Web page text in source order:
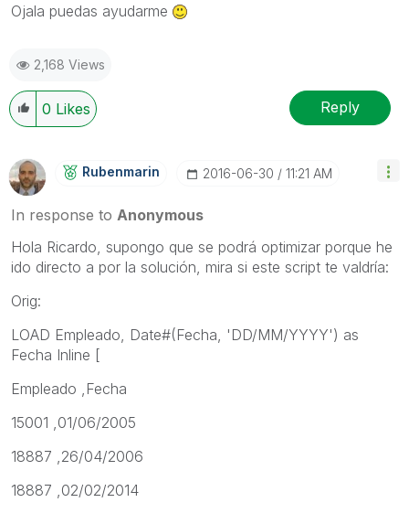
Ojala puedas ayudarme
2,168 Views
0 Likes Reply
Rubenmarin ‎2016-06-30 11:21 AM
In response to Anonymous
Hola Ricardo, supongo que se podrá optimizar porque he
ido directo a por la solución, mira si este script te valdría:
Orig:
LOAD Empleado, Date#(Fecha, 'DD/MM/YYYY') as
Fecha Inline [
Empleado ,Fecha
15001 ,01/06/2005
18887 ,26/04/2006
18887 ,02/02/2014